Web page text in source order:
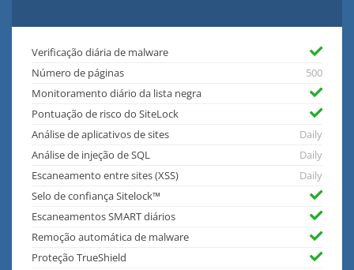
Verificação diária de malware
Número de páginas
500
Monitoramento diário da lista negra
Pontuação de risco do SiteLock
Análise de aplicativos de sites
Daily
Análise de injeção de SQL
Daily
Escaneamento entre sites (XSS)
Daily
Selo de confiança Sitelock™
Escaneamentos SMART diários
Remoção automática de malware
Proteção TrueShield